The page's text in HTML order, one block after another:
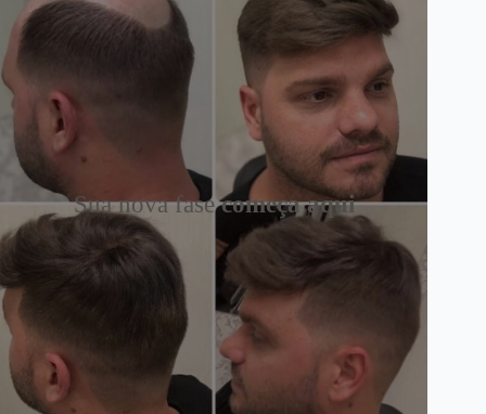
Sua nova fasecomeça aqui